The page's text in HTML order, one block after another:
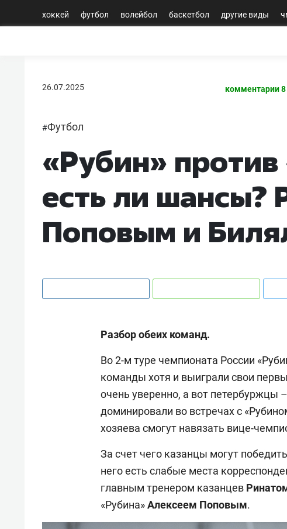
хоккей футбол волейбол баскетбол другие виды
26.07.2025 комментарии 8
#Футбол
«Рубин» против
есть ли шансы?
Поповым и
Разбор обеих команд.
Во 2-м туре чемпионата России
команды хотя и выиграли свои
очень уверенно, а вот петербуржцы
доминировали во встречах с
хозяева смогут навязать вице-
За счет чего казанцы могут
него есть слабые места
главным тренером казанцев
«Рубина»Алексеем Поповым.